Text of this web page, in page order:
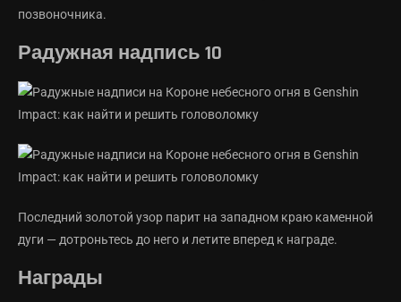
позвоночника.
Радужная надпись 10
Последний золотой узор парит на западном краю каменной
дуги — дотроньтесь до него и летите вперед к награде.
Награды